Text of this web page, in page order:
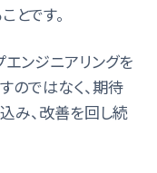
とです。
ンジニアリングを
のではなく、期待
み、改善を回し続